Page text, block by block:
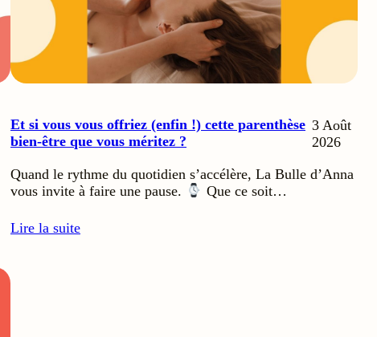
Et si vous vous offriez (enfin !) cette parenthèse
bien-être que vous méritez ?
3 Août
2026
Quand le rythme du quotidien s’accélère, La Bulle d’Anna
vous invite à faire une pause.
Que ce soit…
Lire la suite